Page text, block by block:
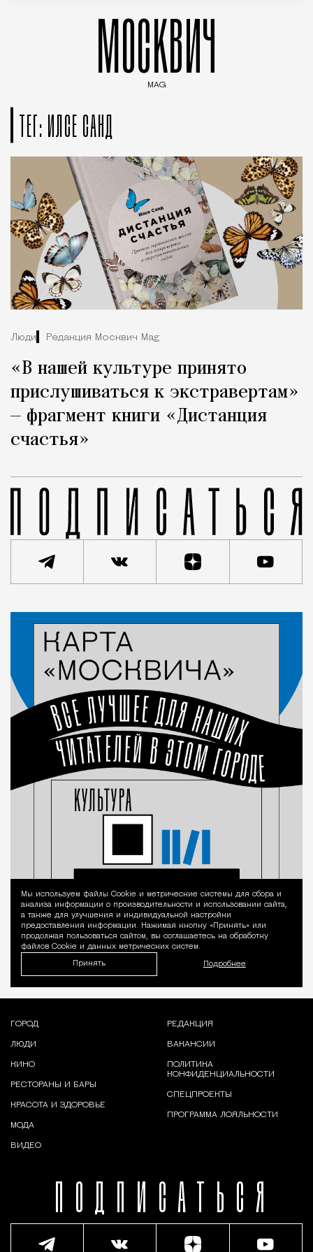
МОСКВИЧ
MAG
ТЕГ: ИЛСЕ САНД
Люди Редакция Москвич Mag
«В нашей культуре принято
прислушиваться к экстравертам»
— фрагмент книги «Дистанция
счастья»
Уведомление
Мы используем файлы Сookie и метрические системы для сбора и
анализа информации о производительности и использовании сайта,
а также для улучшения и индивидуальной настройки
предоставления информации. Нажимая кнопку «Принять» или
продолжая пользоваться сайтом, вы соглашаетесь на обработку
файлов Cookie и данных метрических систем.
Принять Подробнее
ПОДПИСАТЬСЯ
ГОРОД
ЛЮДИ
КИНО
РЕСТОРАНЫ И БАРЫ
КРАСОТА И ЗДОРОВЬЕ
МОДА
ВИДЕО
РЕДАКЦИЯ
ВАКАНСИИ
ПОЛИТИКА
КОНФИДЕНЦИАЛЬНОСТИ
СПЕЦПРОЕКТЫ
ПРОГРАММА ЛОЯЛЬНОСТИ